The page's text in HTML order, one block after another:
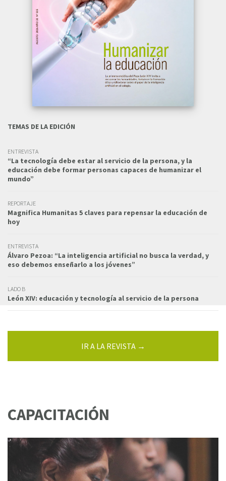
TEMAS DE LA EDICIÓN
ENTREVISTA
“La tecnología debe estar al servicio de la persona, y la
educación debe formar personas capaces de humanizar el
mundo”
REPORTAJE
Magnifica Humanitas 5 claves para repensar la educación de
hoy
ENTREVISTA
Álvaro Pezoa: “La inteligencia artificial no busca la verdad, y
eso debemos enseñarlo a los jóvenes”
LADO B
León XIV: educación y tecnología al servicio de la persona
IR A LA REVISTA →
CAPACITACIÓN